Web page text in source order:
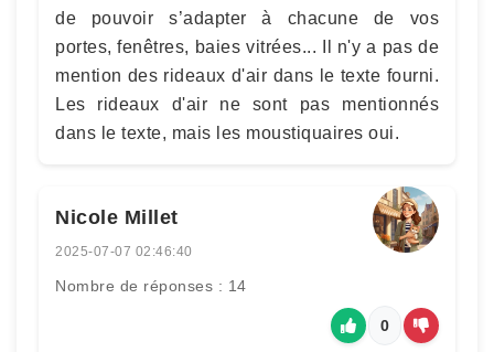
de pouvoir s’adapter à chacune de vos
portes, fenêtres, baies vitrées... Il n'y a pas de
mention des rideaux d'air dans le texte fourni.
Les rideaux d'air ne sont pas mentionnés
dans le texte, mais les moustiquaires oui.
Nicole Millet
2025-07-07 02:46:40
Nombre de réponses : 14
0